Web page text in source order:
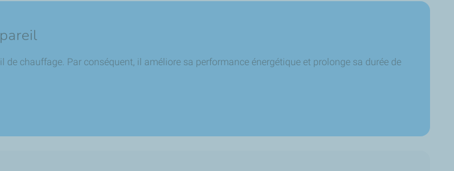
de chauffage. Par conséquent, il améliore sa performance énergétique et prolonge sa durée de